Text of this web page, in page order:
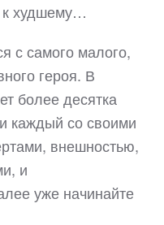
к худшему…
с самого малого,
героя. В
более десятка
каждый со своими
внешностью,
и
уже начинайте